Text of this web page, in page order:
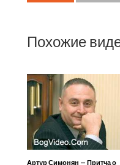
Похожие
Артур Симонян — Притча о